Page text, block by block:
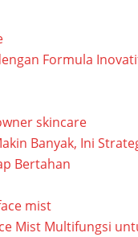
Formula
Banyak, Ini
Bertahan
Mist Multifungsi